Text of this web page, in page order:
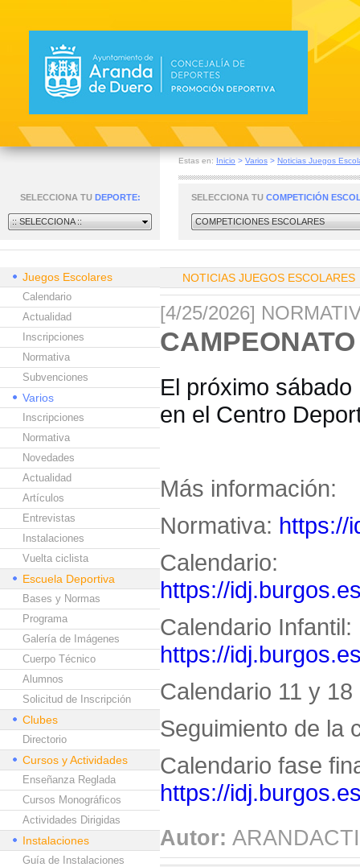
Estas en: Inicio > Varios > Noticias Juegos
SELECCIONA TU DEPORTE:
:: SELECCIONA ::
SELECCIONA TU COMPETICIÓN
COMPETICIONES ESCOLARES
Juegos Escolares
Calendario
Actualidad
Inscripciones
Normativa
Subvenciones
Varios
Inscripciones
Normativa
Novedades
Actualidad
Artículos
Entrevistas
Instalaciones
Vuelta ciclista
Escuela Deportiva
Bases y Normas
Programa
Galería de Imágenes
Cuerpo Técnico
Alumnos
Solicitud de Inscripción
Clubes
Directorio
Cursos y Actividades
Enseñanza Reglada
Cursos Monográficos
Actividades Dirigidas
Instalaciones
Guía de Instalaciones
NOTICIAS JUEGOS ESCOLARES
[4/25/2026]
El próximo
en el Centro
Más información:
Normativa: https://
Calendario:
https://
Calendario Infantil:
https://
Calendario 11 y
Seguimiento de la
Calendario fase
https://
Autor: